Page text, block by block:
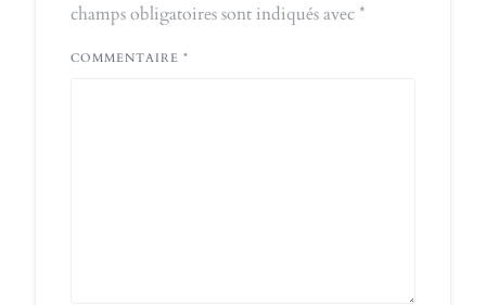
champs obligatoires sont indiqués avec*
COMMENTAIRE *